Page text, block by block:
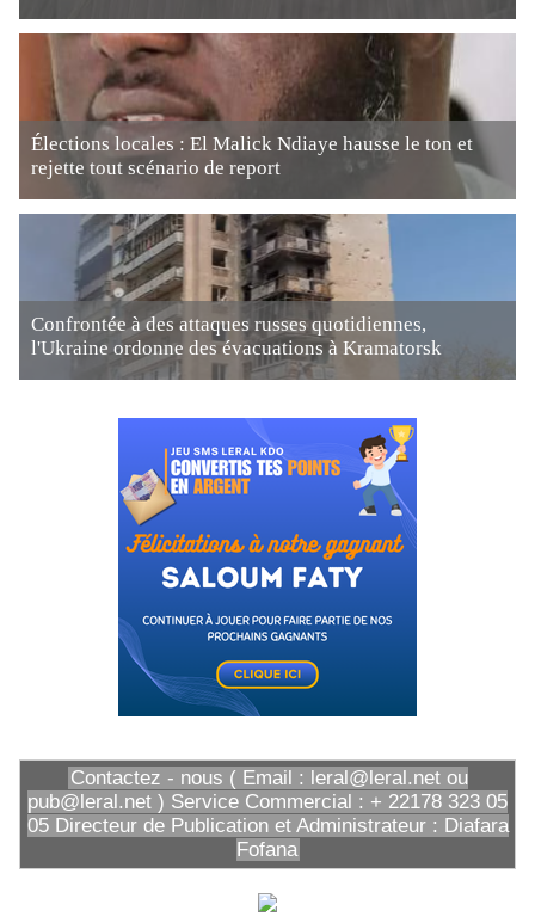
Élections locales : El Malick Ndiaye hausse le ton et
rejette tout scénario de report
Confrontée à des attaques russes quotidiennes,
l'Ukraine ordonne des évacuations à Kramatorsk
Contactez - nous ( Email : leral@leral.net ou
pub@leral.net ) Service Commercial : + 22178 323 05
05 Directeur de Publication et Administrateur : Diafara
Fofana